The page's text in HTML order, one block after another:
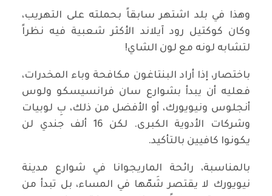
وهذا في بلد اشتهر سابقاً بحملته على التهريب،
وكان كوكتيل رود آيلاند الأكثر شعبية فيه نظراً
لتشابه لونه مع لون الشاي!
باختصار، إذا أراد البنتاغون مكافحة وباء المخدرات،
فعليه أن يبدأ بشوارع سان فرانسيسكو ولوس
أنجلوس ونيويورك، أو الأفضل من ذلك، بِ لوبيات
وشركات الأدوية الكبرى. لكن 16 ألف جندي لن
يكونوا كافيين بالتأكيد.
بالمناسبة، رائحة الماريجوانا في شوارع مدينة
نيويورك لا يقتصر شَمّها في المساء، بل تبدأ من